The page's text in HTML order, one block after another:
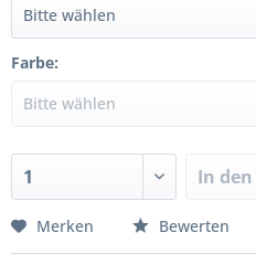
Farbe:
In den
Merken Bewerten